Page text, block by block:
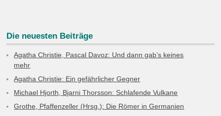
Die neuesten Beiträge
Agatha Christie, Pascal Davoz: Und dann gab’s keines
mehr
Agatha Christie: Ein gefährlicher Gegner
Michael Hjorth, Bjarni Thorsson: Schlafende Vulkane
Grothe, Pfaffenzeller (Hrsg.): Die Römer in Germanien